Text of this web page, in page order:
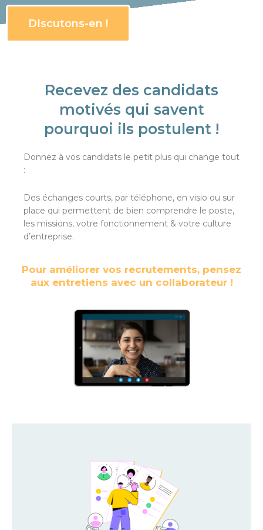
DIscutons-en !
Recevez des candidats
motivés qui savent
pourquoi ils postulent !
Donnez à vos candidats le petit plus qui change tout
:
Des échanges courts, par téléphone, en visio ou sur
place qui permettent de bien comprendre le poste,
les missions, votre fonctionnement & votre culture
d’entreprise.
Pour améliorer vos recrutements, pensez
aux entretiens avec un collaborateur !